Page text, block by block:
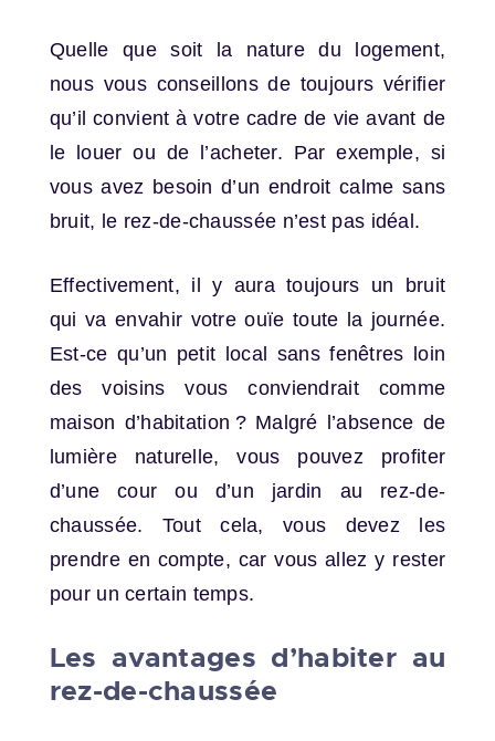
Quelle que soit la nature du logement,
nous vous conseillons de toujours vérifier
qu’il convient à votre cadre de vie avant de
le louer ou de l’acheter. Par exemple, si
vous avez besoin d’un endroit calme sans
bruit, le rez-de-chaussée n’est pas idéal.
Effectivement, il y aura toujours un bruit
qui va envahir votre ouïe toute la journée.
Est-ce qu’un petit local sans fenêtres loin
des voisins vous conviendrait comme
maison d’habitation ? Malgré l’absence de
lumière naturelle, vous pouvez profiter
d’une cour ou d’un jardin au rez-de-
chaussée. Tout cela, vous devez les
prendre en compte, car vous allez y rester
pour un certain temps.
Les avantages d’habiter au
rez-de-chaussée